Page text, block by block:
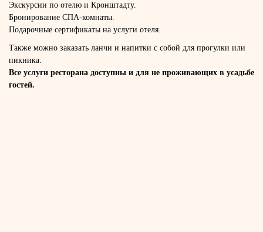
Экскурсии по отелю и Кронштадту.
Бронирование СПА-комнаты.
Подарочные сертификаты на услуги отеля.
Также можно заказать ланчи и напитки с собой для прогулки или
пикника.
Все услуги ресторана доступны и для не проживающих в усадьбе
гостей.